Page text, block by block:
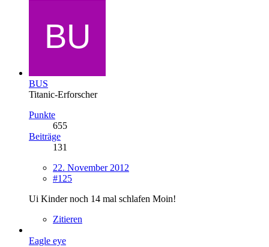
BUS
Titanic-Erforscher
Punkte
655
Beiträge
131
22. November 2012
#125
Ui Kinder noch 14 mal schlafen Moin!
Zitieren
Eagle eye